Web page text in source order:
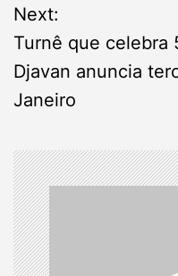
s
t
n
a
v
i
Next:
Turnê que celebra
Djavan anuncia
Janeiro